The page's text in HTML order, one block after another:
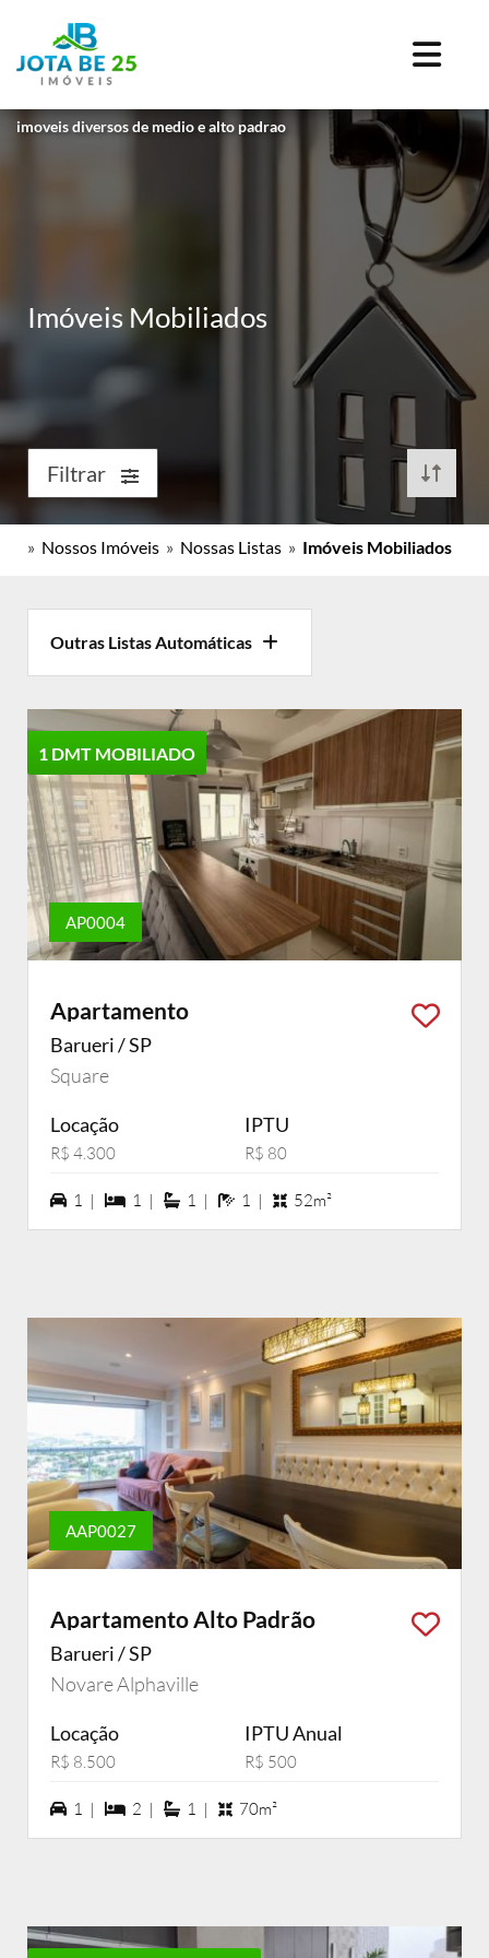
imoveis diversos de medio e alto padrao
Imóveis Mobiliados
Filtrar
» Nossos Imóveis » Nossas Listas » Imóveis Mobiliados
Outras Listas Automáticas
1 DMT MOBILIADO
AP0004
Apartamento
Barueri / SP
Square
Locação
R$ 4.300
IPTU
R$ 80
1 vagas na garagem
1 | 1 dormiórios
1 | 1 suítes
1 | 1 banheiros
1 | 52m²
AAP0027
Apartamento Alto Padrão
Barueri / SP
Novare Alphaville
Locação
R$ 8.500
IPTU Anual
R$ 500
1 vagas na garagem
1 | 2 dormiórios
2 | 1 suítes
1 | 70m²